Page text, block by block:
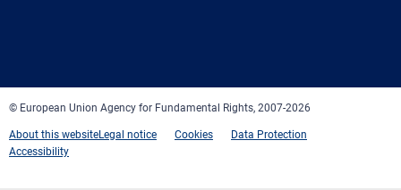
© European Union Agency for Fundamental Rights, 2007-2026
About this websiteLegal notice Cookies
Data Protection
Accessibility